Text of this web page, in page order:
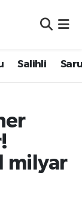
Salihli
milyar